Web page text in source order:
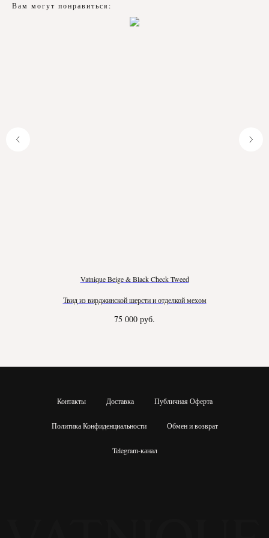
Вам могут понравиться:
Vatnique Beige & Black Check Tweed
Твид из вирджинской шерсти и отделкой мехом
75 000 руб.
Контакты Доставка Публичная Оферта
Политика Конфиденциальности Обмен и возврат
Telegram-канал